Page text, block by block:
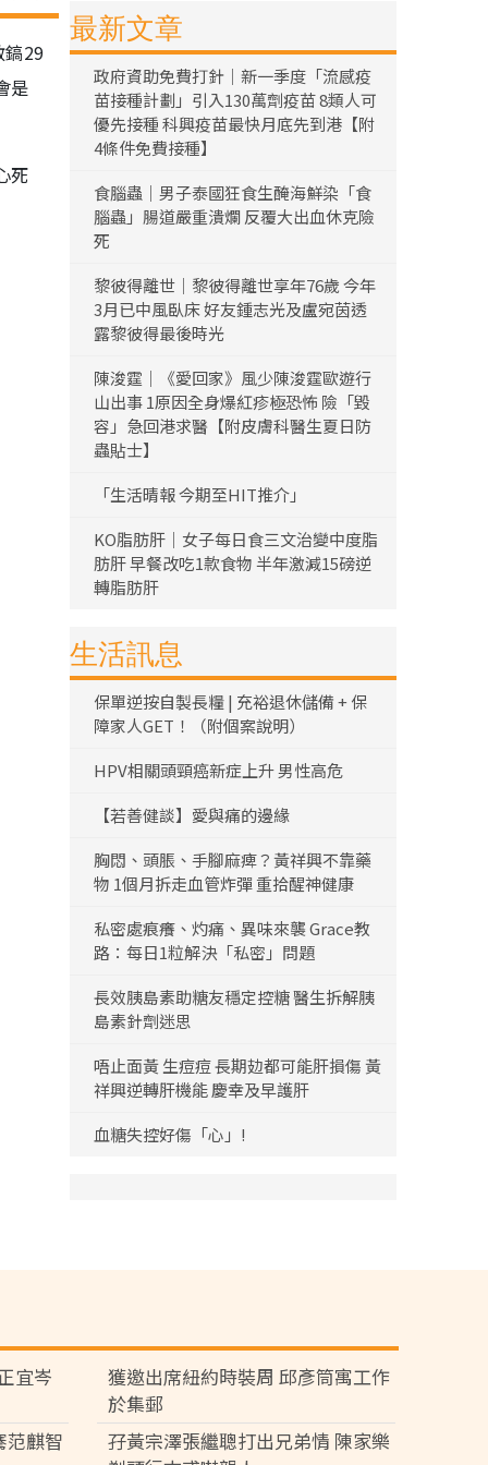
鎬29
是
死
最新文章
政府資助免費打針｜新一季度「流感疫
苗接種計劃」引入130萬劑疫苗 8類人可
優先接種 科興疫苗最快月底先到港【附
4條件免費接種】
食腦蟲｜男子泰國狂食生醃海鮮染「食
腦蟲」腸道嚴重潰爛 反覆大出血休克險
死
黎彼得離世｜黎彼得離世享年76歲 今年
3月已中風臥床 好友鍾志光及盧宛茵透
露黎彼得最後時光
陳浚霆｜《愛回家》風少陳浚霆歐遊行
山出事 1原因全身爆紅疹極恐怖 險「毀
容」急回港求醫【附皮膚科醫生夏日防
蟲貼士】
「生活晴報 今期至HIT推介」
KO脂肪肝｜女子每日食三文治變中度脂
肪肝 早餐改吃1款食物 半年激減15磅逆
轉脂肪肝
生活訊息
保單逆按自製長糧 | 充裕退休儲備 + 保
障家人GET！（附個案說明）
HPV相關頭頸癌新症上升 男性高危
【若善健談】愛與痛的邊緣
胸悶、頭脹、手腳麻痺？黃祥興不靠藥
物 1個月拆走血管炸彈 重拾醒神健康
私密處痕癢、灼痛、異味來襲 Grace教
路：每日1粒解決「私密」問題
長效胰島素助糖友穩定控糖 醫生拆解胰
島素針劑迷思
唔止面黃 生痘痘 長期攰都可能肝損傷 黃
祥興逆轉肝機能 慶幸及早護肝
血糖失控好傷「心」!
宜岑
獲邀出席紐約時裝周 邱彥筒寓工作
於集郵
范麒智
孖黃宗澤張繼聰打出兄弟情 陳家樂